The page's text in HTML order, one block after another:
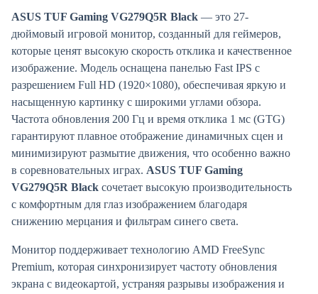
ASUS TUF Gaming VG279Q5R Black — это 27-
дюймовый игровой монитор, созданный для геймеров,
которые ценят высокую скорость отклика и качественное
изображение. Модель оснащена панелью Fast IPS с
разрешением Full HD (1920×1080), обеспечивая яркую и
насыщенную картинку с широкими углами обзора.
Частота обновления 200 Гц и время отклика 1 мс (GTG)
гарантируют плавное отображение динамичных сцен и
минимизируют размытие движения, что особенно важно
в соревновательных играх. ASUS TUF Gaming
VG279Q5R Black сочетает высокую производительность
с комфортным для глаз изображением благодаря
снижению мерцания и фильтрам синего света.
Монитор поддерживает технологию AMD FreeSync
Premium, которая синхронизирует частоту обновления
экрана с видеокартой, устраняя разрывы изображения и